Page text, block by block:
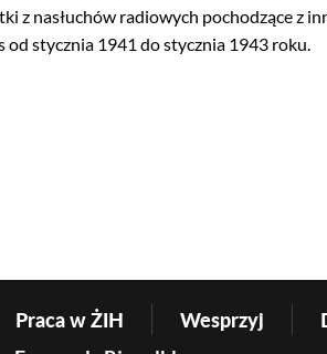
z nasłuchów radiowych pochodzące z
od stycznia 1941 do stycznia 1943 roku.
Praca w ŻIH Wesprzyj